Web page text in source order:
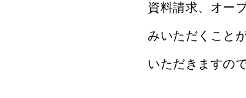
資料請求、オー
みいただくこと
いただきますの